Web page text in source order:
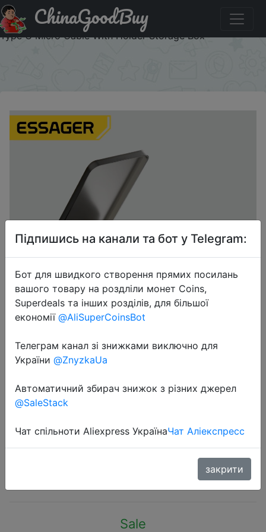
Придбати по знижці Essager 4 in 1 USB C To USB C
Cable PD 60W Fast Charging Data Cord for iPhone Xiaomi
Type C Micro Cable With Holder Storage Box
ChinaGoodBuy
2023-03-29
Essager 4 in 1 USB C To USB C
Cable PD 60W Fast Charging Data
Cord for iPhone Xiaomi Type C
Box
Sale
Підпишись на канали та бот у Telegram:
Бот для швидкого створення прямих посилань
вашого товару на роздліли монет Coins,
Superdeals та інших розділів, для більшої
економії @AliSuperCoinsBot
Телеграм канал зі знижками виключно для
України @ZnyzkaUa
Автоматичний збирач знижок з різних джерел
@SaleStack
Чат спільноти Aliexpress УкраїнаЧат Аліекспресс
закрити